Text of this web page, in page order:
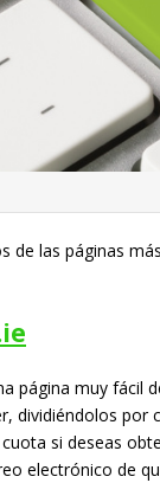
de las páginas
página muy fácil
dividiéndolos por
si deseas
electrónico de